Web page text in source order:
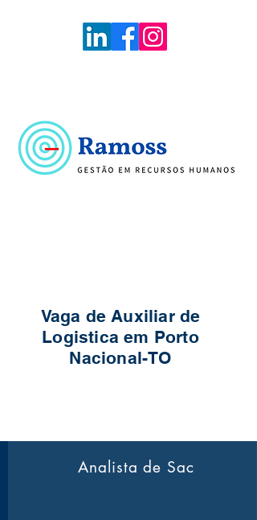
Vaga de Auxiliar de
Logistica em Porto
Nacional-TO
Analista de Sac